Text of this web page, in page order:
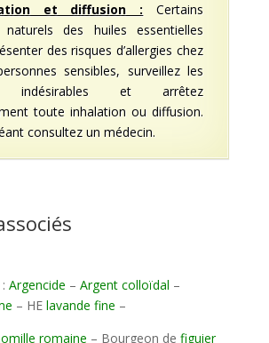
et diffusion :
Certains
naturels des huiles essentielles
des risques d’allergies chez
sensibles, surveillez les
indésirables et arrêtez
toute inhalation ou diffusion.
consultez un médecin.
Argencide – Argent colloïdal –
– HE lavande fine –
romaine – Bourgeon de figuier